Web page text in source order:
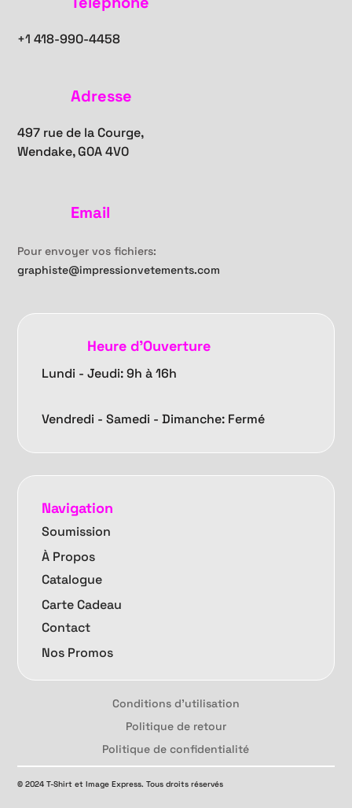
+1418-990-4458
Adresse
497 rue de la Courge,
Wendake, G0A 4V0
Email
Pour envoyer vos fichiers:
graphiste@impressionvetements.com
Heure d'Ouverture
Lundi - Jeudi: 9h à 16h
Vendredi -Samedi - Dimanche: Fermé
Navigation
Soumission
À Propos
Catalogue
Carte Cadeau
Contact
Nos Promos
Conditions d'utilisation
Politique de retour
Politique de confidentialité
© 2024 T-Shirt et Image Express. Tous droits réservés